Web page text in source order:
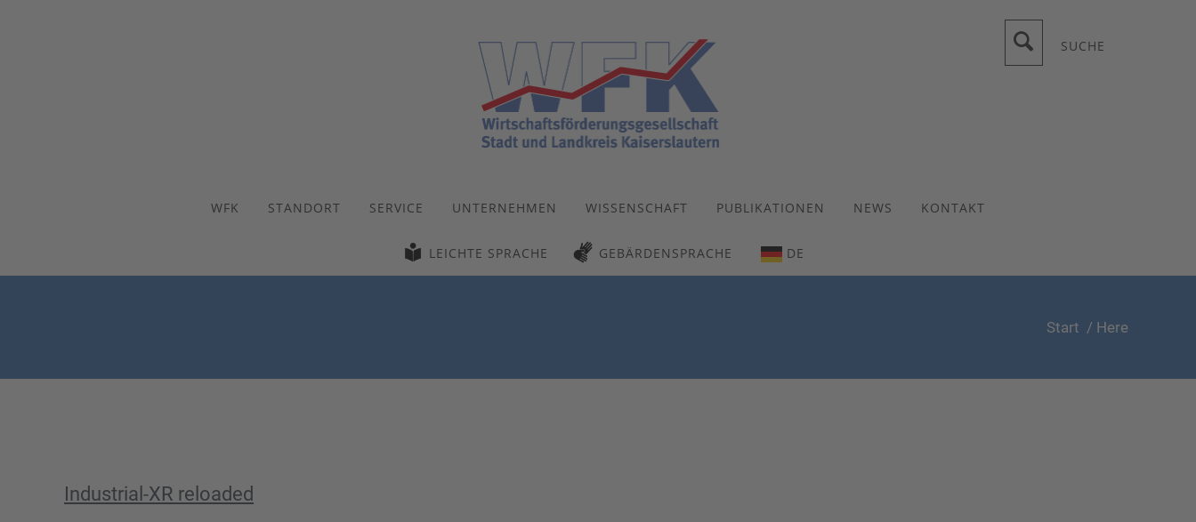
SUCHE
WFK STANDORT SERVICE UNTERNEHMEN WISSENSCHAFT PUBLIKATIONEN NEWS KONTAKT
LEICHTE SPRACHE GEBÄRDENSPRACHE DE
Start / Here
Industrial-XR reloaded